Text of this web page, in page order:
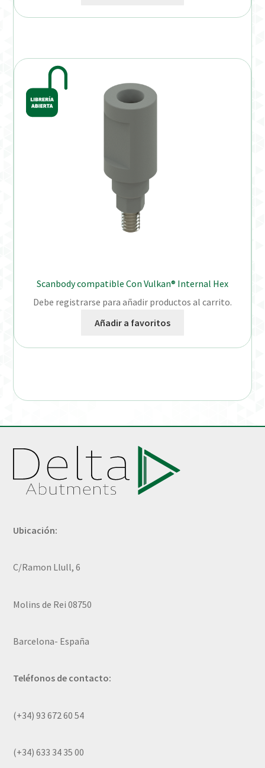
Scanbody compatible Con Vulkan® Internal Hex
Debe registrarse para añadir productos al carrito.
Añadir a favoritos
Ubicación:
C/Ramon Llull, 6
Molins de Rei 08750
Barcelona- España
Teléfonos de contacto:
(+34) 93 672 60 54
(+34) 633 34 35 00